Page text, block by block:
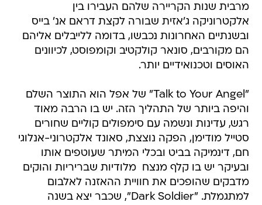
מרבית שנות הקריירה שלהם העבירו בין
אלקטרוניקה ג'אזית שבורה לקצת דראם אנ' בייס
ובשנתיים האחרונות נכבשו, בדומה ללייבלים אליהם
הם מקורבים, סונאר קולקטיב וקומפוסט, לכיוונים
האוסים וטכנואידיים יותר.
"Talk to Your Angel" של אפל הוא התוצר השלם
והיפה ביותר של התהליך הזה. יש בו הרבה מאוד
רגש, עדינות ונשמה עם סימפולים קוליים שחורים
סטייל מודימן, הפקה נוצצת, סאונד אלקטרוני-אנלוגי
חם, דינמיקה בביט ובכלי המיתר שעוטפים אותו
ובעיקר יש בו קלף מנצח  מלודיות שבריריות והוקים
מדבקים שהופכים את חוויית ההאזנה לאלבום
למתגמלת. "Dark Soldier", שכבר יצא בשנה